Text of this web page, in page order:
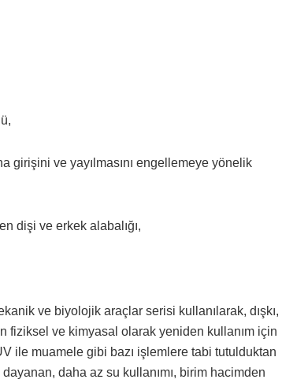
girişini ve yayılmasını engellemeye yönelik
dişi ve erkek alabalığı,
ve biyolojik araçlar serisi kullanılarak, dışkı,
fiziksel ve kimyasal olarak yeniden kullanım için
ile muamele gibi bazı işlemlere tabi tutulduktan
daha az su kullanımı, birim hacimden